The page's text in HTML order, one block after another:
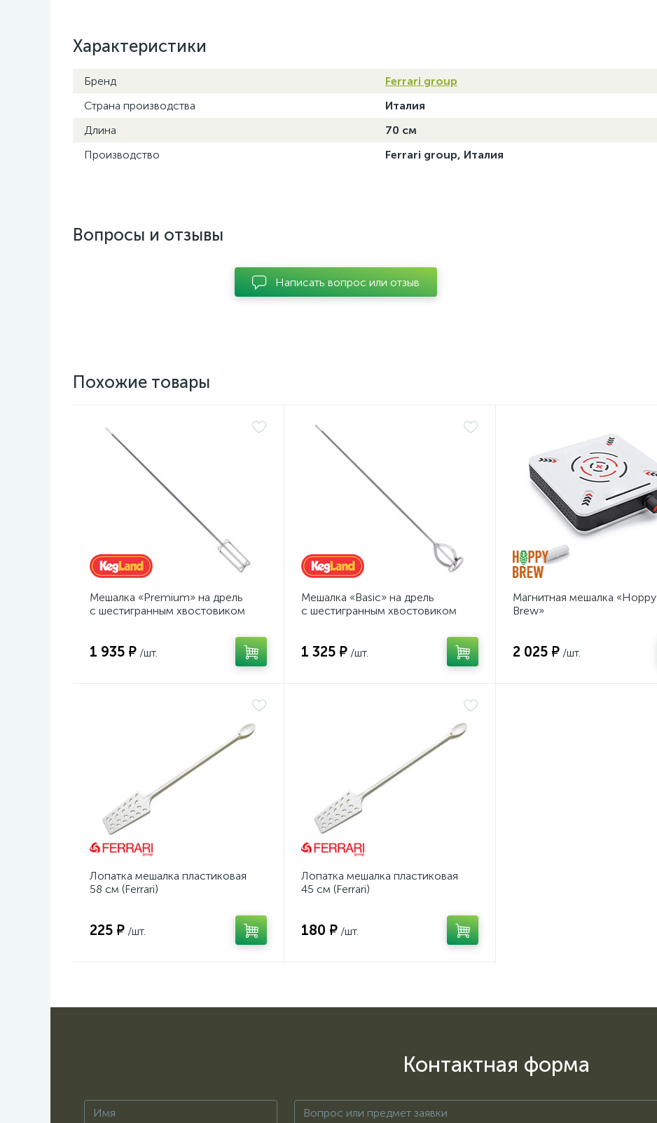
Характеристики
Бренд
Ferrari group
Страна производства
Италия
Длина
70 см
Производство
Ferrari group, Италия
Вопросы и отзывы
Написать вопрос или отзыв
Похожие товары
Мешалка «Premium» на дрель
с шестигранным хвостовиком
1 935 ₽ /шт.
Мешалка «Basic» на дрель
с шестигранным хвостовиком
1 325 ₽ /шт.
Магнитная мешалка «Hoppy
Brew»
2 025 ₽ /шт.
Лопатка мешалка пластиковая
58 см (Ferrari)
225 ₽ /шт.
Лопатка мешалка пластиковая
45 см (Ferrari)
180 ₽ /шт.
Контактная форма